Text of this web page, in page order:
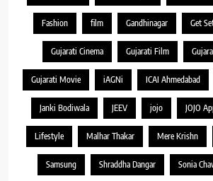
Fashion film Gandhinagar Get
Gujarati Cinema Gujarati Film
Gujarati Movie iAGNi ICAI Ahmedabad
Janki Bodiwala JEEV jojo JOJO
Lifestyle Malhar Thakar Mere Krishn
Samsung Shraddha Dangar Sonia